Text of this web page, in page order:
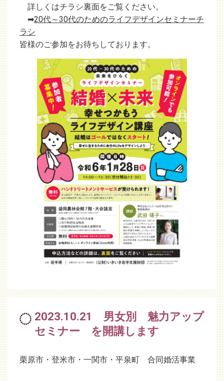
詳しくはチラシ裏面をご覧ください。
➡20代～30代のためのライフデザインセミナーチ
ラシ
皆様のご参加をお待ちしております。
2023.10.21 男女別 魅力アップ
セミナー を開講します
栗原市・登米市・一関市・平泉町 合同婚活事業